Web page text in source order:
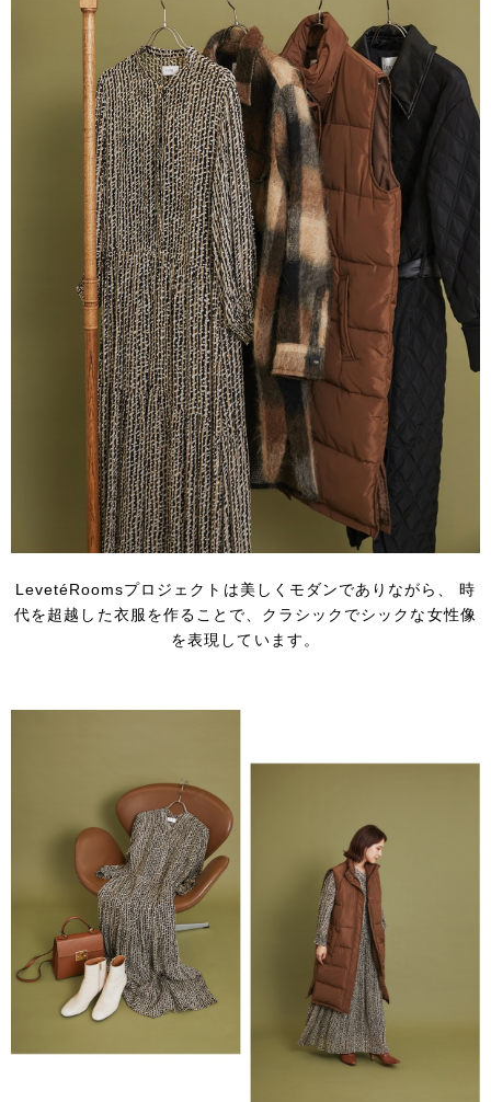
LevetéRoomsプロジェクトは美しくモダンでありながら、
時
代を超越した衣服を作ることで、クラシックでシックな女性像
を表現しています。